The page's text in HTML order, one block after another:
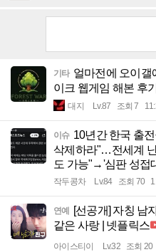
기타 얼마전에 오이갤
이크 웹게임 해본 후기
대지 Lv.87 조회 7
이슈 10년간 한국 출
삭제하라"…전세계 난
도 가능"→'심판 성접
작두콩차 Lv.84 조회 70
연예
[선공개] 자칭 남
같은 사랑 | 넷플릭스
아이스티이 Lv.32 조회 20